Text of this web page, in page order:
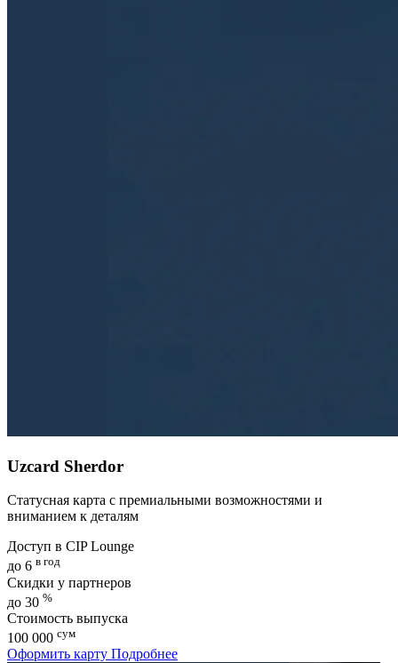
Uzcard Sherdor
Статусная карта с премиальными возможностями и
вниманием к деталям
Доступ в CIP Lounge
до 6 в год
Скидки у партнеров
до 30 %
Стоимость выпуска
100 000 сум
Оформить карту Подробнее